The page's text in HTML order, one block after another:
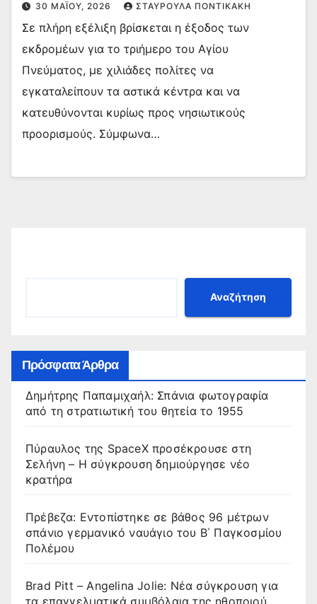
30 ΜΑΪ́ΟΥ, 2026 ΣΤΑΥΡΟΎΛΑ ΠΟΝΤΙΚΆΚΗ
Σε πλήρη εξέλιξη βρίσκεται η έξοδος των
εκδρομέων για το τριήμερο του Αγίου
Πνεύματος, με χιλιάδες πολίτες να
εγκαταλείπουν τα αστικά κέντρα και να
κατευθύνονται κυρίως προς νησιωτικούς
προορισμούς. Σύμφωνα…
Αναζήτηση
Πρόσφατα Άρθρα
Δημήτρης Παπαμιχαήλ: Σπάνια φωτογραφία
από τη στρατιωτική του θητεία το 1955
Πύραυλος της SpaceX προσέκρουσε στη
Σελήνη – Η σύγκρουση δημιούργησε νέο
κρατήρα
Πρέβεζα: Εντοπίστηκε σε βάθος 96 μέτρων
σπάνιο γερμανικό ναυάγιο του Β΄ Παγκοσμίου
Πολέμου
Brad Pitt – Angelina Jolie: Νέα σύγκρουση για
τα επαγγελματικά συμβόλαια της ηθοποιού